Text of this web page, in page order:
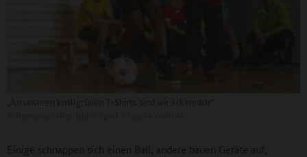
Einige schnappen sich einen Ball, andere bauen Geräte auf,